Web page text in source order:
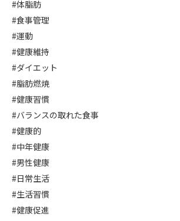
#体脂肪
#食事管理
#運動
#健康維持
#ダイエット
#脂肪燃焼
#健康習慣
#バランスの取れた食事
#健康的
#中年健康
#男性健康
#日常生活
#生活習慣
#健康促進